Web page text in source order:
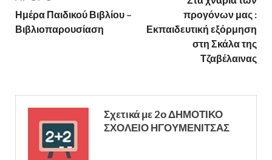
Ημέρα Παιδικού Βιβλίου –
Βιβλιοπαρουσίαση
προγόνων μας :
Εκπαιδευτική εξόρμηση
στη Σκάλα της
Τζαβέλαινας
Σχετικά με 2ο ΔΗΜΟΤΙΚΟ
ΣΧΟΛΕΙΟ ΗΓΟΥΜΕΝΙΤΣΑΣ